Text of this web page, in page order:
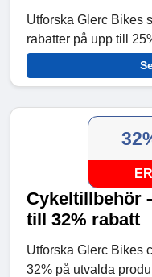
Utforska Glerc Bikes
rabatter på upp till
Cykeltillbehör
till 32% rabatt
Utforska Glerc Bikes
32% på utvalda